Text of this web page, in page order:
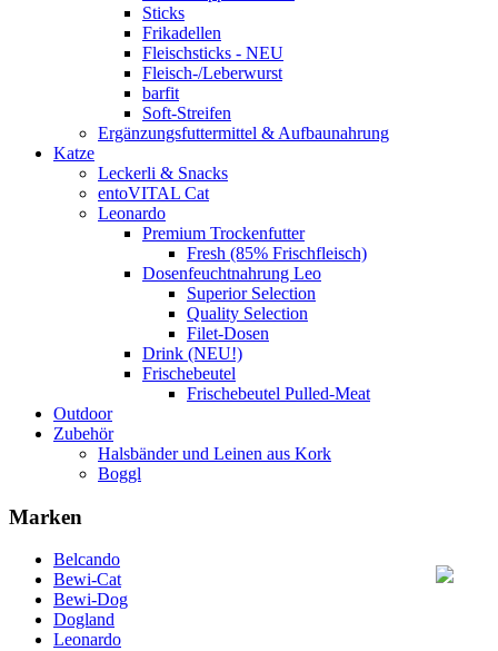
Sticks
Frikadellen
Fleischsticks - NEU
Fleisch-/Leberwurst
barfit
Soft-Streifen
Ergänzungsfuttermittel & Aufbaunahrung
Katze
Leckerli & Snacks
entoVITAL Cat
Leonardo
Premium Trockenfutter
Fresh (85% Frischfleisch)
Dosenfeuchtnahrung Leo
Superior Selection
Quality Selection
Filet-Dosen
Drink (NEU!)
Frischebeutel
Frischebeutel Pulled-Meat
Outdoor
Zubehör
Halsbänder und Leinen aus Kork
Boggl
Marken
Belcando
Bewi-Cat
Bewi-Dog
Dogland
Leonardo